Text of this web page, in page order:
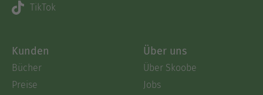
TikTok
Kunden
Bücher
Preise
Über uns
Über Skoobe
Jobs